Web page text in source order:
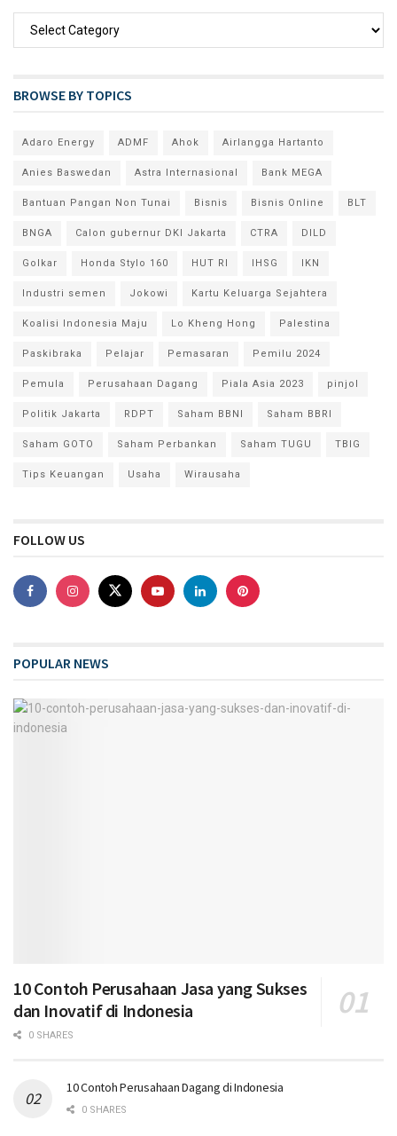
BROWSE BY TOPICS
Adaro Energy ADMF Ahok Airlangga Hartanto
Anies Baswedan Astra Internasional Bank MEGA
Bantuan Pangan Non Tunai Bisnis Bisnis Online BLT
BNGA Calon gubernur DKI Jakarta CTRA DILD
Golkar Honda Stylo 160 HUT RI IHSG IKN
Industri semen Jokowi Kartu Keluarga Sejahtera
Koalisi Indonesia Maju Lo Kheng Hong Palestina
Paskibraka Pelajar Pemasaran Pemilu 2024
Pemula Perusahaan Dagang Piala Asia 2023 pinjol
Politik Jakarta RDPT Saham BBNI Saham BBRI
Saham GOTO Saham Perbankan Saham TUGU TBIG
Tips Keuangan Usaha Wirausaha
FOLLOW US
POPULAR NEWS
10 Contoh Perusahaan Jasa yang Sukses
dan Inovatif di Indonesia
0 SHARES
10 Contoh Perusahaan Dagang di Indonesia
0 SHARES